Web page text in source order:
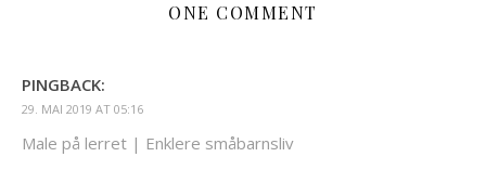
ONE COMMENT
PINGBACK:
29. MAI 2019 AT 05:16
Male på lerret | Enklere småbarnsliv